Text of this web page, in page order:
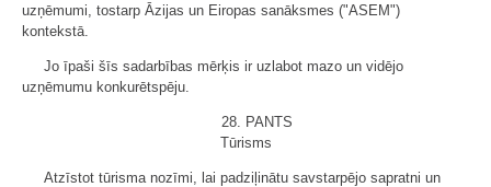
uzņēmumi, tostarp Āzijas un Eiropas sanāksmes ("ASEM")
kontekstā.
Jo īpaši šīs sadarbības mērķis ir uzlabot mazo un vidējo
uzņēmumu konkurētspēju.
28. PANTS
Tūrisms
Atzīstot tūrisma nozīmi, lai padziļinātu savstarpējo sapratni un